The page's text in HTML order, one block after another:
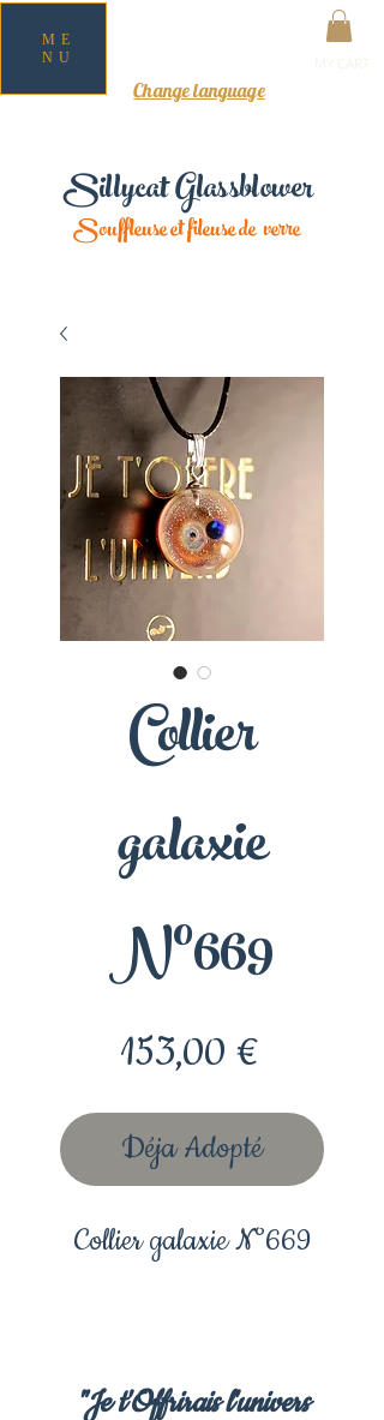
Sillycat Glassblower
Souffleuse et fileuse de verre
ME
NU
Change language
Collier
galaxie
N°669
153,00 €Prix
Déja Adopté
Collier galaxie N°669
"Je t'Offrirais l'univers